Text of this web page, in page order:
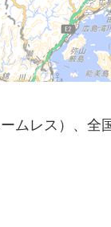
ムレス）、全